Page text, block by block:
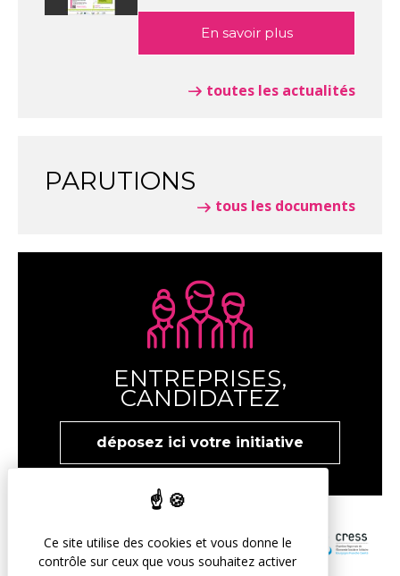
En savoir plus
toutes les actualités
PARUTIONS
tous les documents
ENTREPRISES,
CANDIDATEZ
déposez ici votre initiative
Ce site utilise des cookies et vous donne le
contrôle sur ceux que vous souhaitez activer